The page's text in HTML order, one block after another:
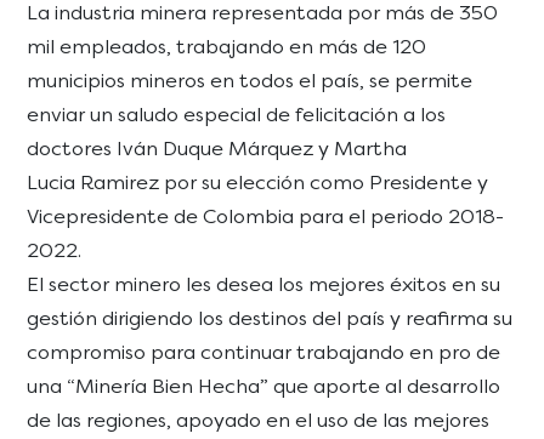
La industria minera representada por más de 350
mil empleados, trabajando en más de 120
municipios mineros en todos el país, se permite
enviar un saludo especial de felicitación a los
doctores Iván Duque Márquez y Martha
Lucia Ramirez por su elección como Presidente y
Vicepresidente de Colombia para el periodo 2018-
2022.
El sector minero les desea los mejores éxitos en su
gestión dirigiendo los destinos del país y reafirma su
compromiso para continuar trabajando en pro de
una “Minería Bien Hecha” que aporte al desarrollo
de las regiones, apoyado en el uso de las mejores